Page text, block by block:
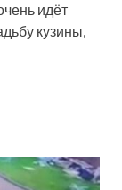
идёт
кузины,